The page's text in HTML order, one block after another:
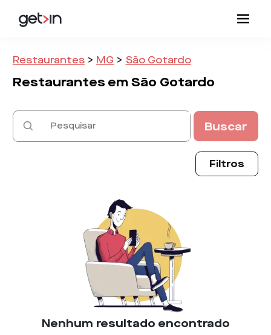
Restaurantes > MG > São Gotardo
Restaurantes emSão Gotardo
Buscar
Filtros
Nenhum resultado encontrado